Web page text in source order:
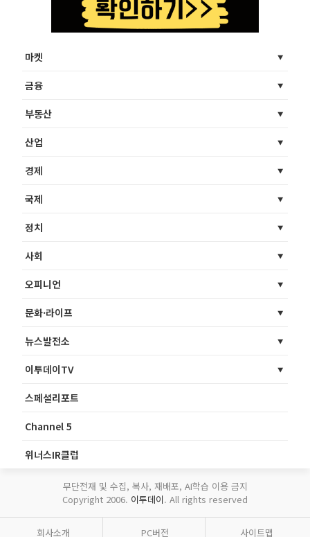
마켓
금융
부동산
산업
경제
국제
정치
사회
오피니언
문화·라이프
뉴스발전소
이투데이TV
스페셜리포트
Channel 5
위너스IR클럽
무단전재 및 수집, 복사, 재배포, AI학습 이용 금지
Copyright 2006. 이투데이. All rights reserved
회사소개 PC버전 사이트맵